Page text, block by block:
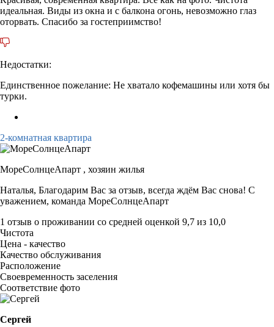
идеальная. Виды из окна и с балкона огонь, невозможно глаз
оторвать. Спасибо за гостеприимство!
Недостатки:
Единственное пожелание: Не хватало кофемашины или хотя бы
турки.
2-комнатная квартира
МореСолнцеАпарт , хозяин жилья
Наталья, Благодарим Вас за отзыв, всегда ждём Вас снова! С
уважением, команда МореСолнцеАпарт
1 отзыв о проживании со средней оценкой 9,7 из 10,0
Чистота
Цена - качество
Качество обслуживания
Расположение
Своевременность заселения
Соответствие фото
Сергей